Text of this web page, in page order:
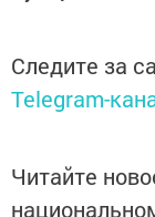
Следите за
Telegram-
Читайте